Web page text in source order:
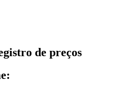
de preços